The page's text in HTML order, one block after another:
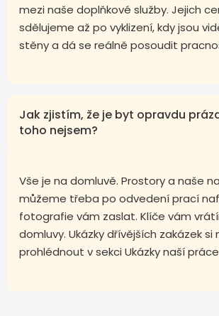
mezi naše doplňkové služby. Jejich
sdělujeme až po vyklizení, kdy jsou
stěny a dá se reálně posoudit
Jak zjistím, že je byt opravdu
toho nejsem?
Vše je na domluvě. Prostory a naše
můžeme třeba po odvedení prací
fotografie vám zaslat. Klíče vám
domluvy. Ukázky dřívějších zakázek si
prohlédnout v sekci Ukázky naší